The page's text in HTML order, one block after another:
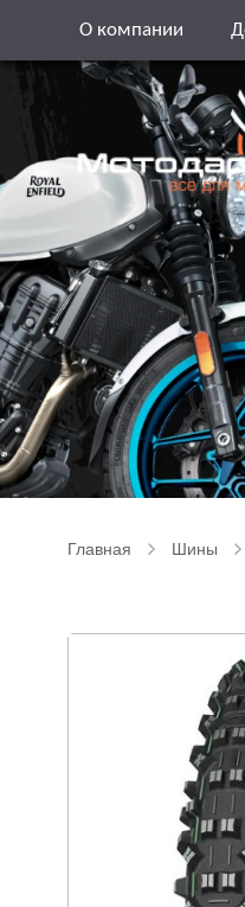
О компании
Главная Шины